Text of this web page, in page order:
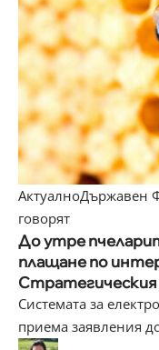
АктуалноДържавен
говорят
До утре
плащане по
Стратегическия
Системата за
приема заявления